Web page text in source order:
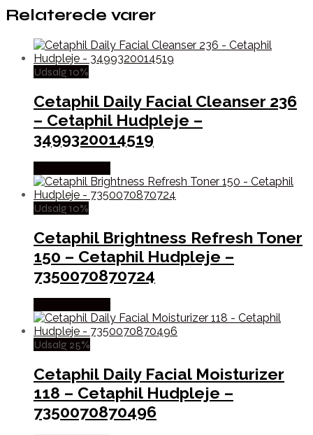
Relaterede varer
Udsalg 10%
Cetaphil Daily Facial Cleanser 236
– Cetaphil Hudpleje –
3499320014519
Udsalg 10%
Cetaphil Brightness Refresh Toner
150 – Cetaphil Hudpleje –
7350070870724
Udsalg 25%
Cetaphil Daily Facial Moisturizer
118 – Cetaphil Hudpleje –
7350070870496